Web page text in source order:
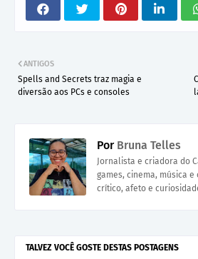
ANTIGOS
Spells and Secrets traz magia e
diversão aos PCs e consoles
PorBruna Telles
Jornalista e criadora do
games, cinema, música
crítico, afeto e
TALVEZ VOCÊ GOSTE DESTAS POSTAGENS